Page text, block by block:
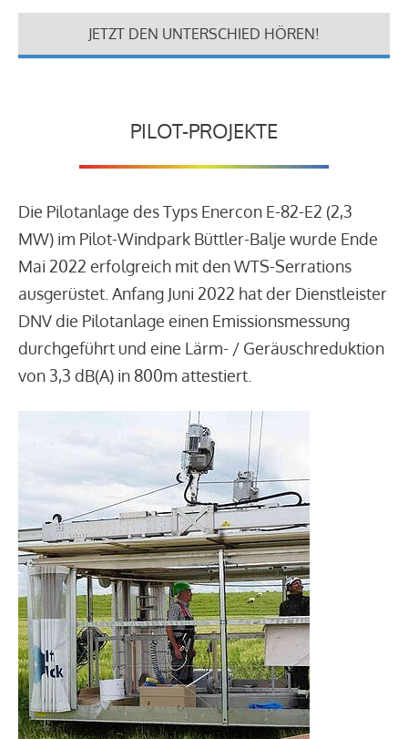
JETZT DEN UNTERSCHIED HÖREN!
PILOT-PROJEKTE
Die Pilotanlage des Typs Enercon E-82-E2 (2,3
MW) im Pilot-Windpark Büttler-Balje wurde Ende
Mai 2022 erfolgreich mit den WTS-Serrations
ausgerüstet. Anfang Juni 2022 hat der Dienstleister
DNV die Pilotanlage einen Emissionsmessung
durchgeführt und eine Lärm- / Geräuschreduktion
von 3,3 dB(A) in 800m attestiert.